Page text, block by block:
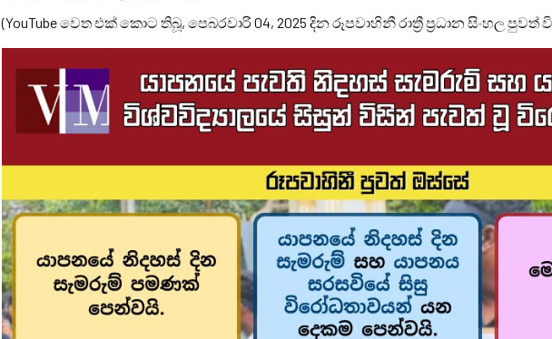
(YouTube වෙත එක් කොට තිබූ, පෙබරවාරි 04, 2025 දින රූපවාහිනී රාත්‍රී ප්‍රධාන සිංහල